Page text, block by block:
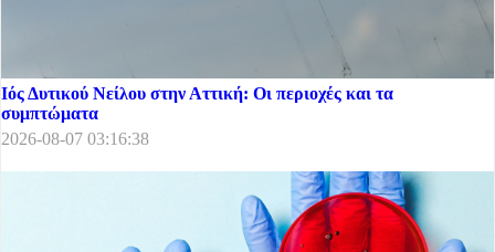
Ιός Δυτικού Νείλου στην Αττική: Οι περιοχές και τα
συμπτώματα
2026-08-07 03:16:38